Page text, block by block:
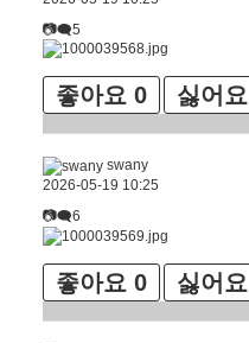
📷🗨5
좋아요 0 싫어요
swany
2026-05-19 10:25
📷🗨6
좋아요 0 싫어요